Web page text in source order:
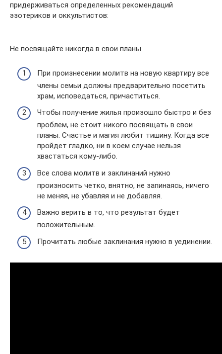
придерживаться определенных рекомендаций
эзотериков и оккультистов:
Не посвящайте никогда в свои планы
При произнесении молитв на новую квартиру все
члены семьи должны предварительно посетить
храм, исповедаться, причаститься.
Чтобы получение жилья произошло быстро и без
проблем, не стоит никого посвящать в свои
планы. Счастье и магия любит тишину. Когда все
пройдет гладко, ни в коем случае нельзя
хвастаться кому-либо.
Все слова молитв и заклинаний нужно
произносить четко, внятно, не запинаясь, ничего
не меняя, не убавляя и не добавляя.
Важно верить в то, что результат будет
положительным.
Прочитать любые заклинания нужно в уединении.